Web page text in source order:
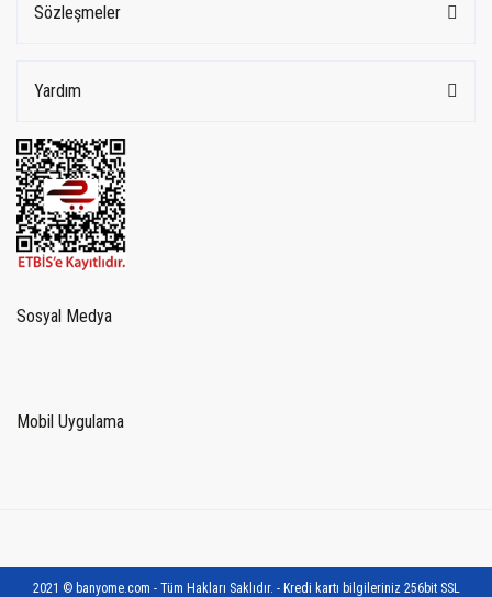
Sözleşmeler
Yardım
Sosyal Medya
Mobil Uygulama
2021 © banyome.com - Tüm Hakları Saklıdır. - Kredi kartı bilgileriniz 256bit SSL